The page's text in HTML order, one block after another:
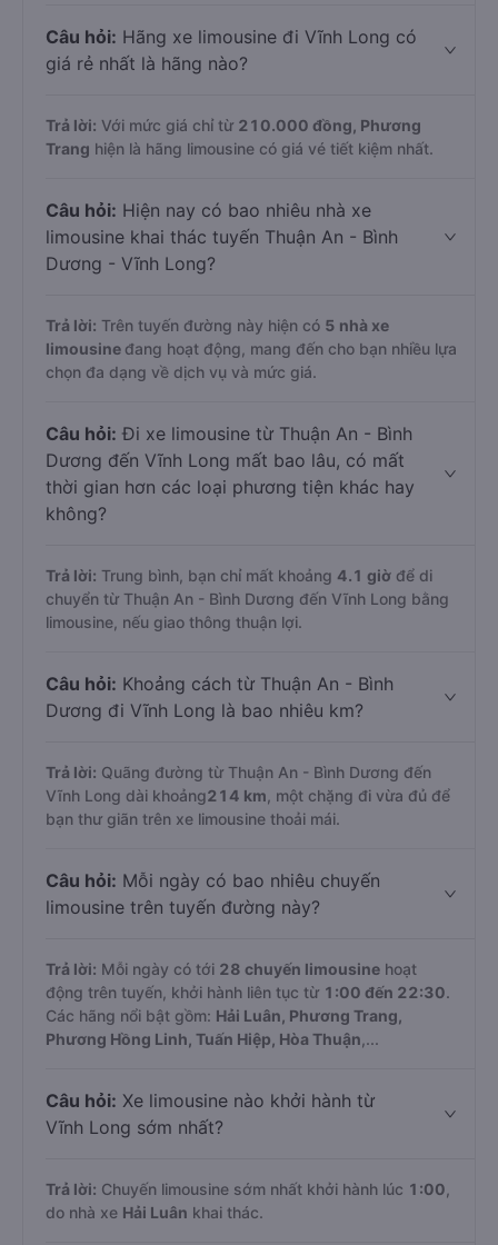
Câu hỏi: Hãng xe limousine đi Vĩnh Long có
giá rẻ nhất là hãng nào?
Trả lời: Với mức giá chỉ từ 210.000 đồng, Phương
Trang hiện là hãng limousine có giá vé tiết kiệm nhất.
Câu hỏi: Hiện nay có bao nhiêu nhà xe
limousine khai thác tuyến Thuận An - Bình
Dương - Vĩnh Long?
Trả lời: Trên tuyến đường này hiện có 5 nhà xe
limousine đang hoạt động, mang đến cho bạn nhiều lựa
chọn đa dạng về dịch vụ và mức giá.
Câu hỏi: Đi xe limousine từ Thuận An - Bình
Dương đến Vĩnh Long mất bao lâu, có mất
thời gian hơn các loại phương tiện khác hay
không?
Trả lời: Trung bình, bạn chỉ mất khoảng 4.1 giờ để di
chuyển từ Thuận An - Bình Dương đến Vĩnh Long bằng
limousine, nếu giao thông thuận lợi.
Câu hỏi: Khoảng cách từ Thuận An - Bình
Dương đi Vĩnh Long là bao nhiêu km?
Trả lời: Quãng đường từ Thuận An - Bình Dương đến
Vĩnh Long dài khoảng214 km , một chặng đi vừa đủ để
bạn thư giãn trên xe limousine thoải mái.
Câu hỏi: Mỗi ngày có bao nhiêu chuyến
limousine trên tuyến đường này?
Trả lời: Mỗi ngày có tới 28 chuyến limousine hoạt
động trên tuyến, khởi hành liên tục từ 1:00 đến 22:30.
Các hãng nổi bật gồm: Hải Luân, Phương Trang,
Phương Hồng Linh, Tuấn Hiệp, Hòa Thuận ,...
Câu hỏi: Xe limousine nào khởi hành từ
Vĩnh Long sớm nhất?
Trả lời: Chuyến limousine sớm nhất khởi hành lúc 1:00
do nhà xe Hải Luân khai thác.